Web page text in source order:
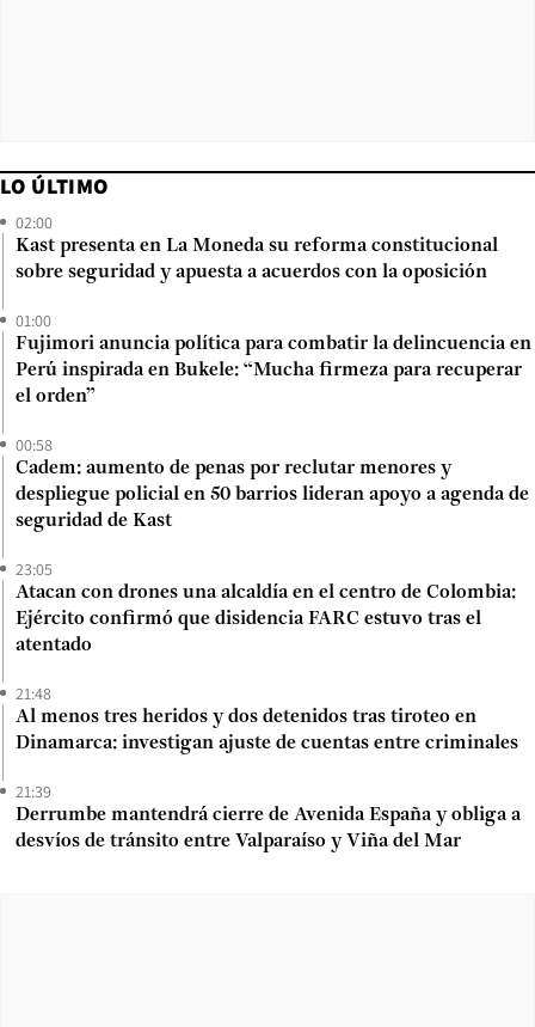
LO ÚLTIMO
02:00
Kast presenta en La Moneda su reforma constitucional
sobre seguridad y apuesta a acuerdos con la oposición
01:00
Fujimori anuncia política para combatir la delincuencia en
Perú inspirada en Bukele: “Mucha firmeza para recuperar
el orden”
00:58
Cadem: aumento de penas por reclutar menores y
despliegue policial en 50 barrios lideran apoyo a agenda de
seguridad de Kast
23:05
Atacan con drones una alcaldía en el centro de Colombia:
Ejército confirmó que disidencia FARC estuvo tras el
atentado
21:48
Al menos tres heridos y dos detenidos tras tiroteo en
Dinamarca: investigan ajuste de cuentas entre criminales
21:39
Derrumbe mantendrá cierre de Avenida España y obliga a
desvíos de tránsito entre Valparaíso y Viña del Mar